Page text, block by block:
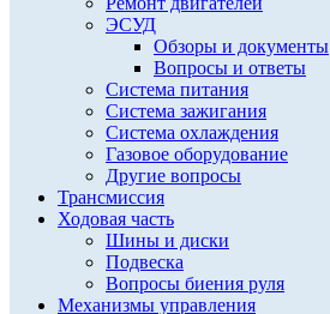
ЭСУД
Обзоры и документы
Вопросы и ответы
Система питания
Система зажигания
Система охлаждения
Газовое оборудование
Другие вопросы
Трансмиссия
Ходовая часть
Шины и диски
Подвеска
Вопросы биения руля
Механизмы управления